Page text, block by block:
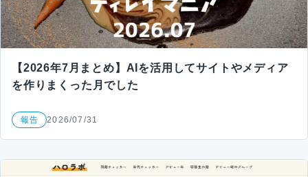
【2026年7月まとめ】AIを活用してサイトやメディア
を作りまくった月でした
報告 2026/07/31